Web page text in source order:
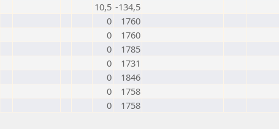
10,5 -134,5
0
1760
0
1760
0
1785
0
1731
0
1846
0
1758
0
1758